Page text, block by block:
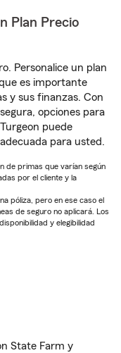
Plan Precio
Personalice un plan
es importante
y sus finanzas. Con
opciones para
puede
para usted.
de primas que varían según
por el cliente y la
póliza, pero en ese caso el
de seguro no aplicará. Los
y elegibilidad
State Farm y